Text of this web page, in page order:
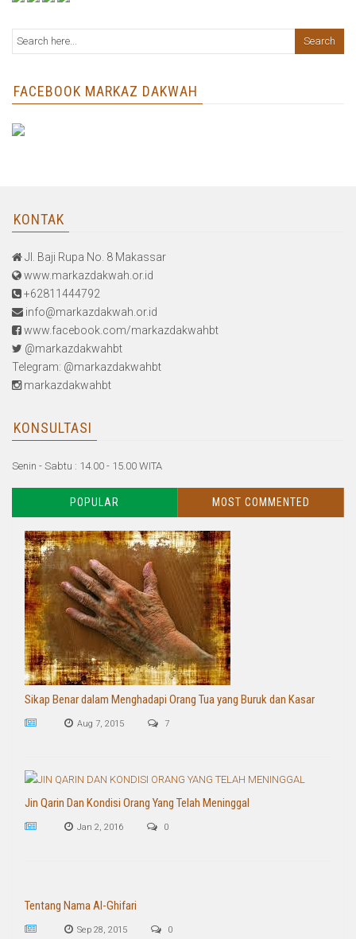
FACEBOOK MARKAZ DAKWAH
KONTAK
Jl. Baji Rupa No. 8 Makassar
www.markazdakwah.or.id
+62811444792
info@markazdakwah.or.id
www.facebook.com/markazdakwahbt
@markazdakwahbt
Telegram: @markazdakwahbt
markazdakwahbt
KONSULTASI
Senin - Sabtu : 14.00 - 15.00 WITA
POPULAR MOST COMMENTED
Sikap Benar dalam Menghadapi Orang Tua yang Buruk dan Kasar
Aug 7, 2015 7
Jin Qarin Dan Kondisi Orang Yang Telah Meninggal
Jan 2, 2016 0
Tentang Nama Al-Ghifari
Sep 28, 2015 0